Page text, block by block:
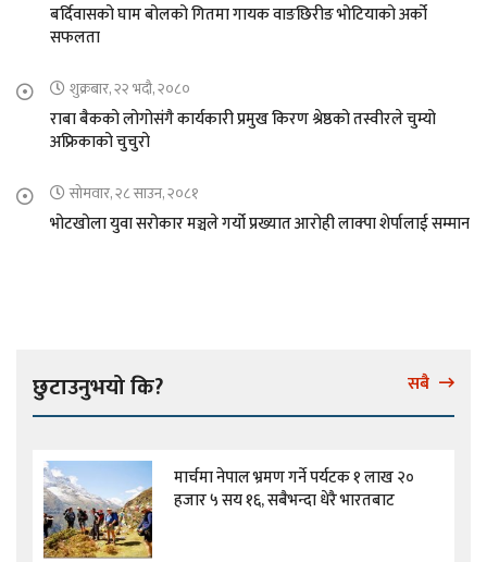
बर्दिवासको घाम बोलको गितमा गायक वाङछिरीङ भोटियाको अर्को
सफलता
शुक्रबार, २२ भदौ, २०८०
राबा बैकको लोगोसंगै कार्यकारी प्रमुख किरण श्रेष्ठको तस्वीरले चुम्यो
अफ्रिकाको चुचुरो
सोमवार, २८ साउन, २०८१
भोटखोला युवा सरोकार मञ्चले गर्यो प्रख्यात आरोही लाक्पा शेर्पालाई सम्मान
छुटाउनुभयो कि? सबै
मार्चमा नेपाल भ्रमण गर्ने पर्यटक १ लाख २०
हजार ५ सय १६, सबैभन्दा धेरै भारतबाट